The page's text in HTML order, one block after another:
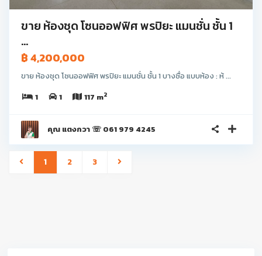
ขาย ห้องชุด โซนออฟฟิศ พรปิยะ แมนชั่น ชั้น 1
...
฿ 4,200,000
ขาย ห้องชุด โซนออฟฟิศ พรปิยะ แมนชั่น ชั้น 1 บางซื่อ แบบห้อง : ห้ ...
1
1 117 m2
คุณ แตงกวา ☏ 061 979 4245
1 2 3